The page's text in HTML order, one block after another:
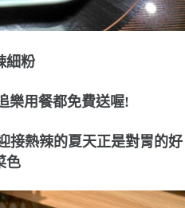
細粉
樂用餐都免費送喔!
接熱辣的夏天正是對胃的好
色